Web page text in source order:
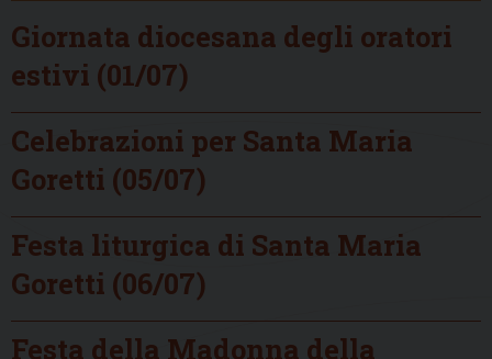
Giornata diocesana degli oratori
estivi (01/07)
Celebrazioni per Santa Maria
Goretti (05/07)
Festa liturgica di Santa Maria
Goretti (06/07)
Festa della Madonna della